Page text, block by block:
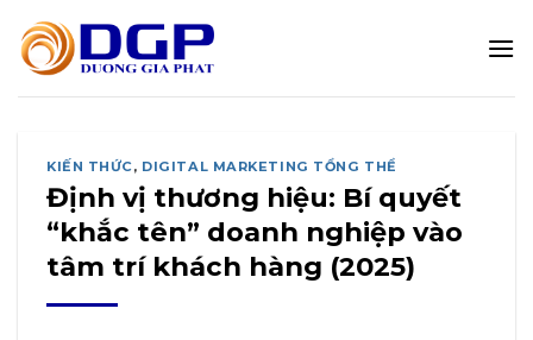
qua
dung
KIẾN THỨC, DIGITAL MARKETING TỔNG THỂ
Định vị thương hiệu: Bí quyết
“khắc tên” doanh nghiệp vào
tâm trí khách hàng (2025)